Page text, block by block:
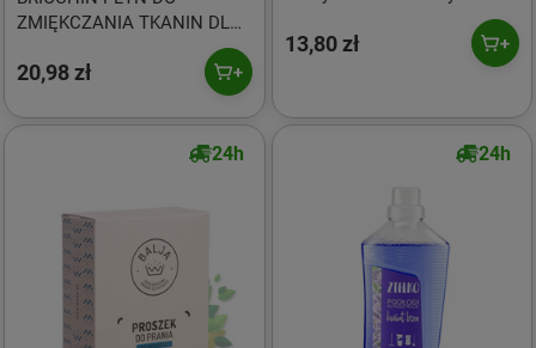
ZMIĘKCZANIA TKANIN DLA
SKÓRY WRAŻLIWEJ 750 ml
(40 PRAŃ)
20,98 zł
13,80 zł
24h 24h